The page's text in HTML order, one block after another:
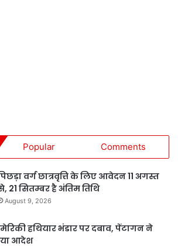
Popular Comments
वर्ग छात्रवृत्ति के लिए आवेदन 11 अगस्त
21 सितम्बर है अंतिम तिथि
August 9, 2026
हथियार भंडार पर दबाव, पेंटागन ने
आदेश